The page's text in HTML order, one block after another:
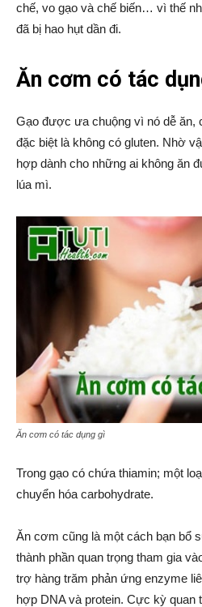
chế, vo gạo và chế biến… vì thế
đã bị hao hụt dần đi.
Ăn cơm có tác
Gạo được ưa chuộng vì nó dễ ăn,
đặc biệt là không có gluten. Nhờ
hợp dành cho những ai không ăn
lúa mì.
Ăn cơm có tác dụng gì
Trong gạo có chứa thiamin; một
chuyển hóa carbohydrate.
Ăn cơm cũng là một cách bạn bổ
thành phần quan trọng tham gia
trợ hàng trăm phản ứng enzyme
hợp DNA và protein. Cực kỳ quan